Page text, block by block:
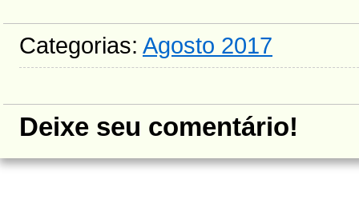
Categorias: Agosto 2017
Deixe seu comentário!